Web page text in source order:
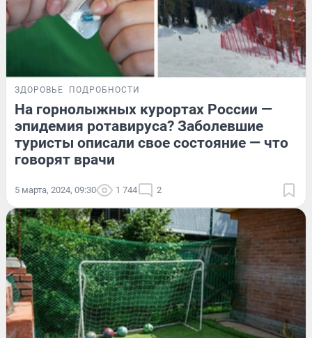
ЗДОРОВЬЕ ПОДРОБНОСТИ
На горнолыжных курортах России —
эпидемия ротавируса? Заболевшие
туристы описали свое состояние — что
говорят врачи
5 марта, 2024, 09:30 1 744 2